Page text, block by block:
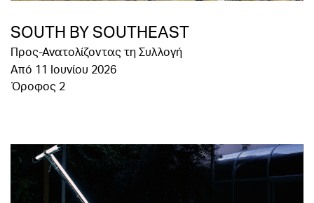
SOUTH BY SOUTHEAST
Προς-Ανατολίζοντας τη Συλλογή
Από 11 Ιουνίου 2026
Όροφος 2